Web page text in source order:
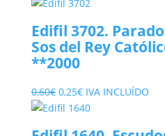
Edifil 3702.
Sos del Rey
**2000
0,60€ El
precio
0,25€El
precio
IVA INCLUÍDO